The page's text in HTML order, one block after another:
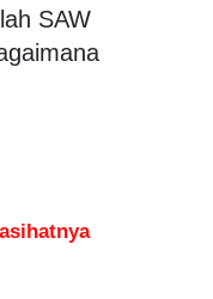
SAW